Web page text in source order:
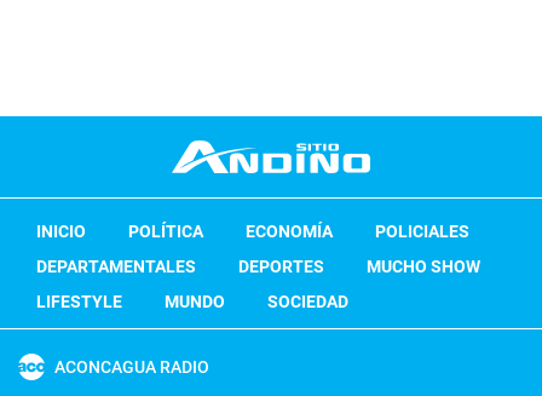
INICIO POLÍTICA ECONOMÍA
POLICIALES
DEPARTAMENTALES
DEPORTES
MUCHO SHOW
LIFESTYLE
MUNDO SOCIEDAD
ACONCAGUA RADIO